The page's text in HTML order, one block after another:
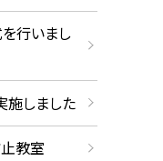
行いまし
しました
教室